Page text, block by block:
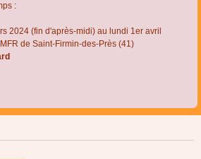
:
2024 (fin d'après-midi) au lundi 1er avril
de Saint-Firmin-des-Près (41)